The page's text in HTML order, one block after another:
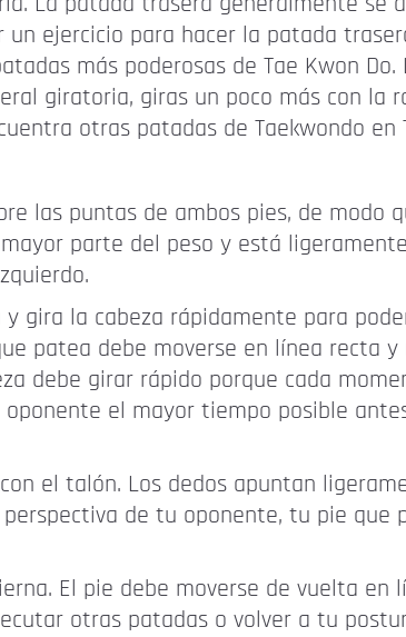
ejercicio para hacer la patada
más poderosas de Tae Kwon Do.
giratoria, giras un poco más con la
otras patadas de Taekwondo en
las puntas de ambos pies, de modo
parte del peso y está
gira la cabeza rápidamente para
patea debe moverse en línea recta y
debe girar rápido porque cada
el mayor tiempo posible
el talón. Los dedos apuntan
de tu oponente, tu pie que
El pie debe moverse de vuelta en
otras patadas o volver a tu